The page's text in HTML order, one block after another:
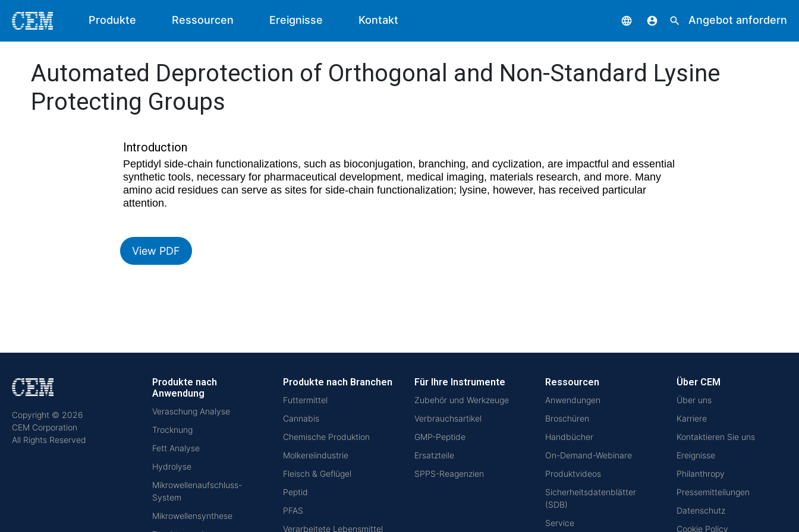
Produkte Ressourcen Ereignisse Kontakt language account_circle search Angebot anfordern
Automated Deprotection of Orthogonal and Non-Standard Lysine
Protecting Groups
Introduction
Peptidyl side-chain functionalizations, such as bioconjugation, branching, and cyclization, are impactful and essential
synthetic tools, necessary for pharmaceutical development, medical imaging, materials research, and more. Many
amino acid residues can serve as sites for side-chain functionalization; lysine, however, has received particular
attention.
View PDF
Copyright © 2026
CEM Corporation
All Rights Reserved
Produkte nach
Anwendung
Veraschung Analyse
Trocknung
Fett Analyse
Hydrolyse
Mikrowellenaufschluss-
System
Mikrowellensynthese
Produkte nach Branchen
Futtermittel
Cannabis
Chemische Produktion
Molkereiindustrie
Fleisch & Geflügel
Peptid
PFAS
Verarbeitete Lebensmittel
Für Ihre Instrumente
Zubehör und Werkzeuge
Verbrauchsartikel
GMP-Peptide
Ersatzteile
SPPS-Reagenzien
Ressourcen
Anwendungen
Broschüren
Handbücher
On-Demand-Webinare
Produktvideos
Sicherheitsdatenblätter
(SDB)
Service
Über CEM
Über uns
Karriere
Kontaktieren Sie uns
Ereignisse
Philanthropy
Pressemitteilungen
Datenschutz
Cookie Policy